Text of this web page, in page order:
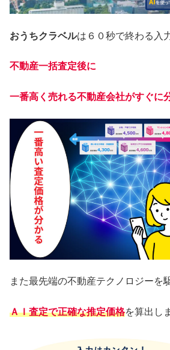
おうちクラベルは６０秒で終わる入
不動産一括査定後に
一番高く売れる不動産会社がすぐに
また最先端の不動産テクノロジーを
ＡＩ査定で正確な推定価格を算出し